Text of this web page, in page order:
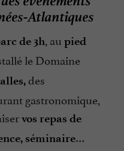
Atlantiques
de 3h, au pied
le Domaine
des
gastronomique,
vos repas de
séminaire…